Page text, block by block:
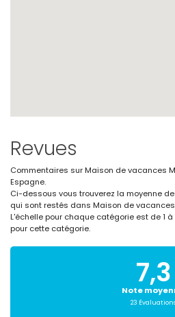
Revues
Commentaires sur Maison de vacances
Espagne.
Ci-dessous vous trouverez la moyenne
qui sont restés dans Maison de
L'échelle pour chaque catégorie est de 1
pour cette catégorie.
7,3
Note
23